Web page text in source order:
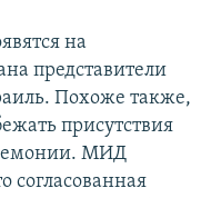
на
представители
Похоже также,
присутствия
МИД
согласованная